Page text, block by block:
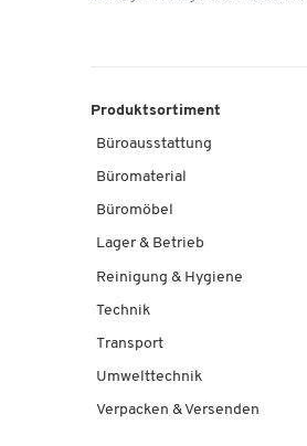
Produktsortiment
Büroausstattung
Büromaterial
Büromöbel
Lager & Betrieb
Reinigung & Hygiene
Technik
Transport
Umwelttechnik
Verpacken & Versenden